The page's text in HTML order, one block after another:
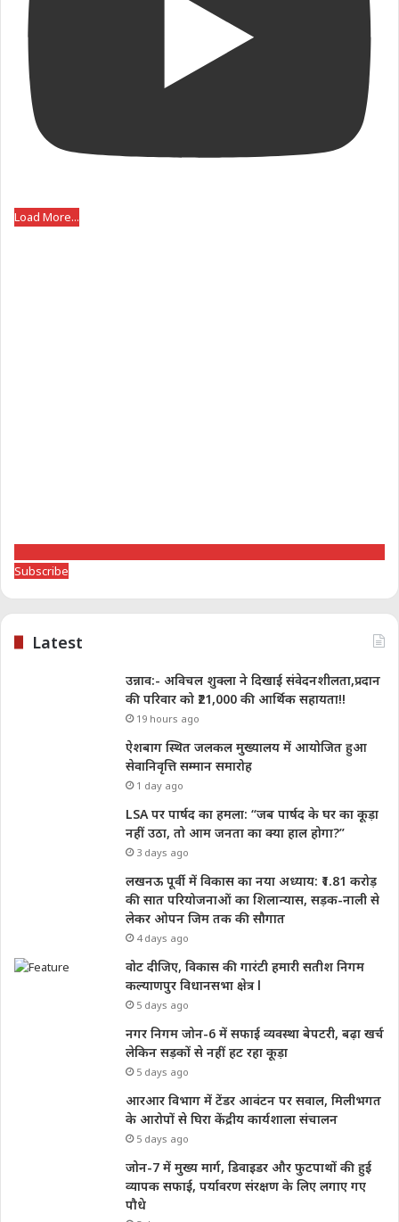
Load More...
Subscribe
Latest
उन्नाव:- अविचल शुक्ला ने दिखाई संवेदनशीलता,प्रदान
की परिवार को ₹21,000 की आर्थिक सहायता!!
19 hours ago
ऐशबाग स्थित जलकल मुख्यालय में आयोजित हुआ
सेवानिवृत्ति सम्मान समारोह
1 day ago
LSA पर पार्षद का हमला: “जब पार्षद के घर का कूड़ा
नहीं उठा, तो आम जनता का क्या हाल होगा?”
3 days ago
लखनऊ पूर्वी में विकास का नया अध्याय: ₹1.81 करोड़
की सात परियोजनाओं का शिलान्यास, सड़क-नाली से
लेकर ओपन जिम तक की सौगात
4 days ago
वोट दीजिए, विकास की गारंटी हमारी सतीश निगम
कल्याणपुर विधानसभा क्षेत्र l
5 days ago
नगर निगम जोन-6 में सफाई व्यवस्था बेपटरी, बढ़ा खर्च
लेकिन सड़कों से नहीं हट रहा कूड़ा
5 days ago
आरआर विभाग में टेंडर आवंटन पर सवाल, मिलीभगत
के आरोपों से घिरा केंद्रीय कार्यशाला संचालन
5 days ago
जोन-7 में मुख्य मार्ग, डिवाइडर और फुटपाथों की हुई
व्यापक सफाई, पर्यावरण संरक्षण के लिए लगाए गए
पौधे